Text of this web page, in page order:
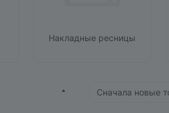
Накладные ресницы
Сначала новые